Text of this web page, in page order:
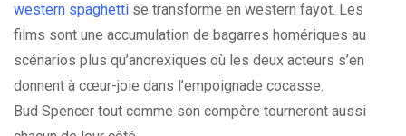
western spaghetti se transforme en western fayot. Les
films sont une accumulation de bagarres homériques au
scénarios plus qu’anorexiques où les deux acteurs s’en
donnent à cœur-joie dans l’empoignade cocasse.
Bud Spencer tout comme son compère tourneront aussi